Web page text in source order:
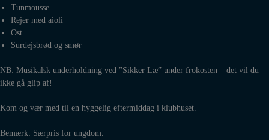
Tunmousse
Rejer med aioli
Ost
Surdejsbrød og smør
NB: Musikalsk underholdning ved ”Sikker Læ” under frokosten – det vil du
ikke gå glip af!
Kom og vær med til en hyggelig eftermiddag i klubhuset.
Bemærk: Særpris for ungdom.